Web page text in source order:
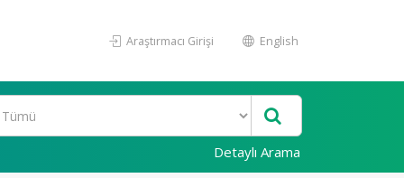
Araştırmacı Girişi English
Detaylı Arama